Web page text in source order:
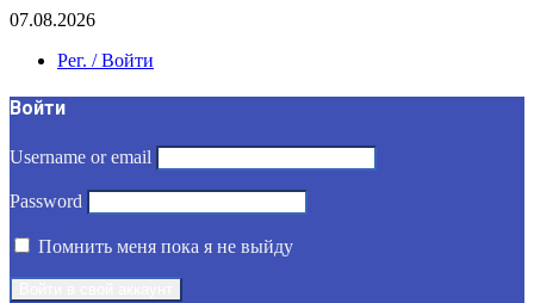
07.08.2026
Рег. / Войти
Войти
Username or email
Password
Помнить меня пока я не выйду